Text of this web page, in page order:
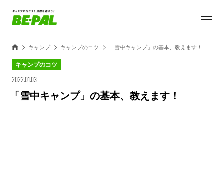
キャンプ キャンプのコツ 「雪中キャンプ」の基本、教えます！
キャンプのコツ
2022.01.03
「雪中キャンプ」の基本、教えます！